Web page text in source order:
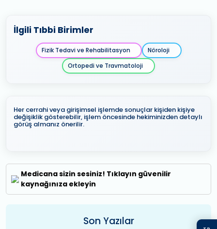
İlgili Tıbbi Birimler
Fizik Tedavi ve Rehabilitasyon
Nöroloji
Ortopedi ve Travmatoloji
Her cerrahi veya girişimsel işlemde sonuçlar kişiden kişiye
değişiklik gösterebilir, işlem öncesinde hekiminizden detaylı
görüş almanız önerilir.
Medicana sizin sesiniz! Tıklayın güvenilir
kaynağınıza ekleyin
Son Yazılar